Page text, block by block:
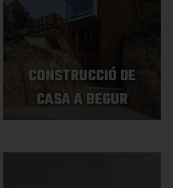
CONSTRUCCIÓ DE
CASA A BEGUR